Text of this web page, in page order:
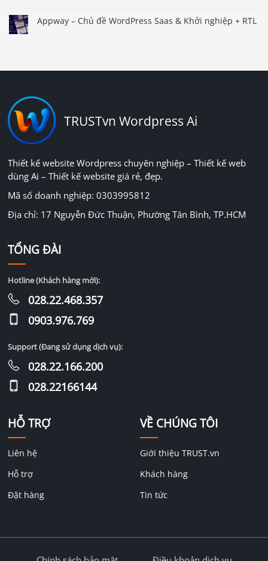
Appway – Chủ đề WordPress Saas & Khởi nghiệp + RTL
TRUSTvn Wordpress Ai
Thiết kế website Wordpress chuyên nghiệp – Thiết kế web
dùng Ai – Thiết kế website giá rẻ, đẹp.
Mã số doanh nghiệp: 0303995812
Địa chỉ: 17 Nguyễn Đức Thuận, Phường Tân Bình, TP.HCM
HỖ TRỢ
Liên hệ
Hỗ trợ
Đặt hàng
VỀ CHÚNG TÔI
Giới thiệu TRUST.vn
Khách hàng
Tin tức
TỔNG ĐÀI
Hotline (Khách hàng mới):
028.22.468.357
0903.976.769
Support (Đang sử dụng dịch vụ):
028.22.166.200
028.22166144